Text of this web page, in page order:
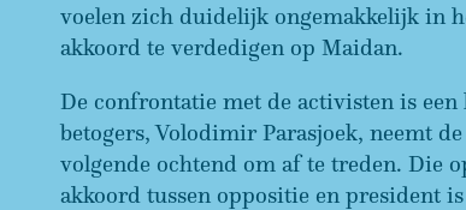
voelen zich duidelijk ongemakkelijk in
akkoord te verdedigen op Maidan.
De confrontatie met de activisten is
betogers, Volodimir Parasjoek, neemt
volgende ochtend om af te treden. Die
akkoord tussen oppositie en president